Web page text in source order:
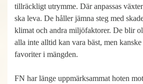
tillräckligt utrymme. Där anpassas
ska leva. De håller jämna steg med
klimat och andra miljöfaktorer. De blir
alla inte alltid kan vara bäst, men
favoriter i mängden.
FN har länge uppmärksammat hoten